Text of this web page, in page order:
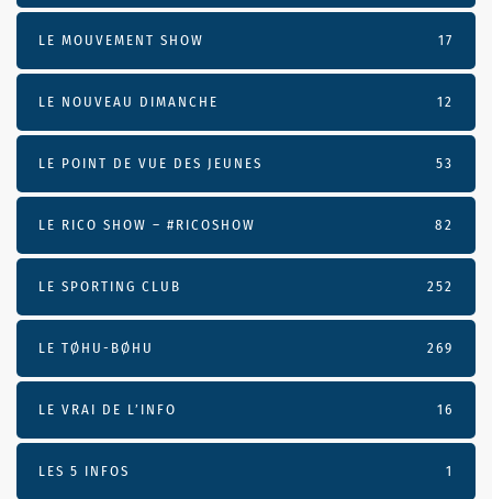
LE MOUVEMENT SHOW 17
LE NOUVEAU DIMANCHE 12
LE POINT DE VUE DES JEUNES 53
LE RICO SHOW – #RICOSHOW 82
LE SPORTING CLUB 252
LE TØHU-BØHU 269
LE VRAI DE L’INFO 16
LES 5 INFOS 1